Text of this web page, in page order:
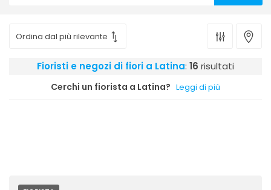
Fioristi e negozi di fiori a Latina: 16 risultati
Cerchi un fiorista a Latina? Leggi di più